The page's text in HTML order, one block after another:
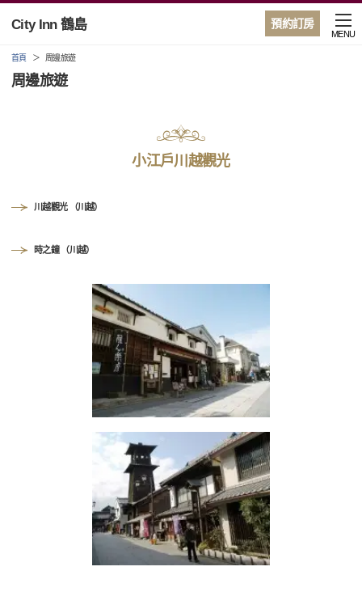
預約訂房
City Inn 鶴島
MENU
首頁 周邊旅遊
周邊旅遊
小江戶川越觀光
川越觀光 （川越）
時之鐘 （川越）